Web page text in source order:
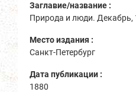
Заглавие/название :
Природа и люди. Декабрь,
Место издания :
Санкт-Петербург
Дата публикации :
1880